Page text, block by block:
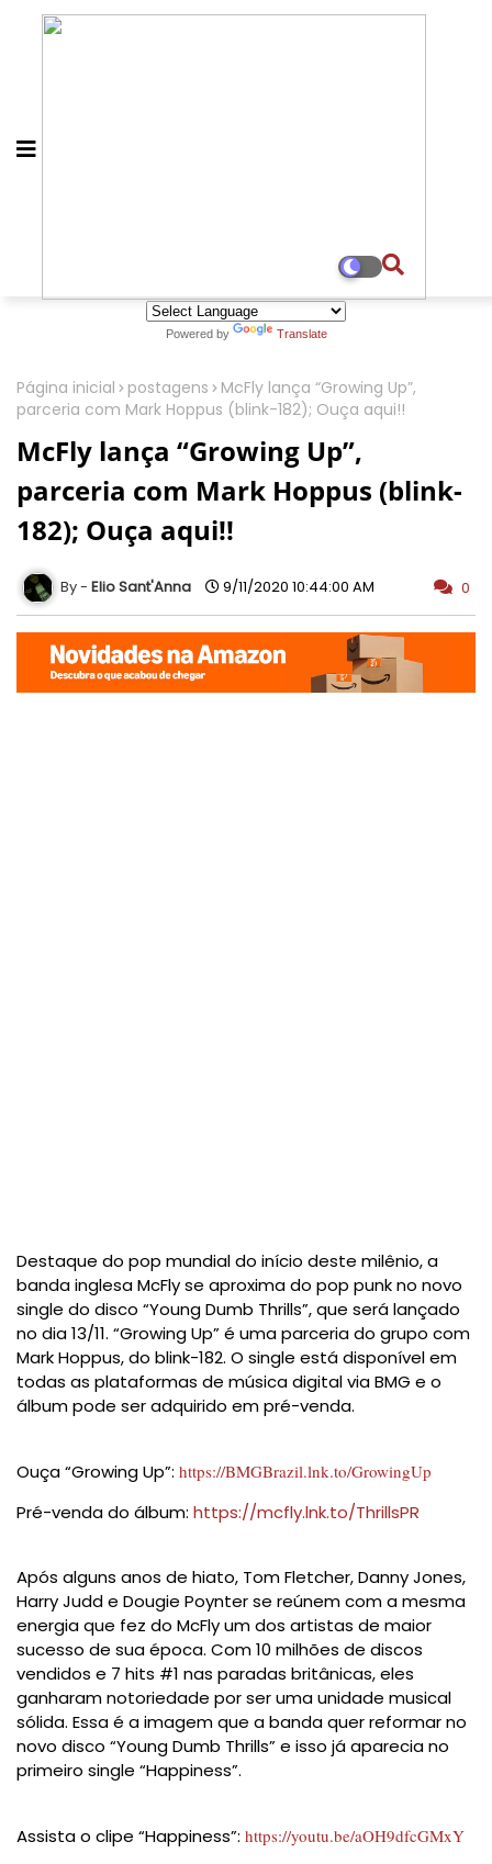
Powered by Translate
Página inicial postagens
McFly lança “Growing Up”,
parceria com Mark Hoppus (blink-182); Ouça aqui!!
McFly lança “Growing Up”,
parceria com Mark Hoppus (blink-
182); Ouça aqui!!
Elio Sant'Anna 9/11/2020 10:44:00 AM 0
Destaque do pop mundial do início deste milênio, a
banda inglesa McFly se aproxima do pop punk no novo
single do disco “Young Dumb Thrills”, que será lançado
no dia 13/11. “Growing Up” é uma parceria do grupo com
Mark Hoppus, do blink-182. O single está disponível em
todas as plataformas de música digital via BMG e o
álbum pode ser adquirido em pré-venda.
Ouça “Growing Up”: https://BMGBrazil.lnk.to/GrowingUp
Pré-venda do álbum: https://mcfly.lnk.to/ThrillsPR
Após alguns anos de hiato, Tom Fletcher, Danny Jones,
Harry Judd e Dougie Poynter se reúnem com a mesma
energia que fez do McFly um dos artistas de maior
sucesso de sua época. Com 10 milhões de discos
vendidos e 7 hits #1 nas paradas britânicas, eles
ganharam notoriedade por ser uma unidade musical
sólida. Essa é a imagem que a banda quer reformar no
novo disco “Young Dumb Thrills” e isso já aparecia no
primeiro single “Happiness”.
Assista o clipe “Happiness”: https://youtu.be/aOH9dfcGMxY